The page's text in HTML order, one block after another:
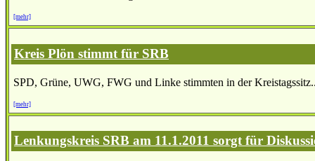
[mehr]
Kreis Plön stimmt für SRB
SPD, Grüne, UWG, FWG und Linke stimmten in der
[mehr]
Lenkungskreis SRB am 11.1.2011 sorgt für